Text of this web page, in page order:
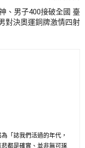
、男子400接破全國 臺
對決奧運銅牌激情四射
「誌我們活過的年代，
都是確實、並非無可琢